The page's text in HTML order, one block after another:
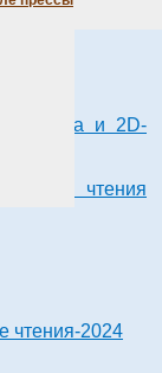
и 2D-
чтения
чтения-2024